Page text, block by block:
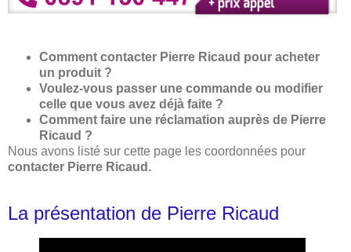
Comment contacter Pierre Ricaud pour acheter
un produit ?
Voulez-vous passer une commande ou modifier
celle que vous avez déjà faite ?
Comment faire une réclamation auprès de Pierre
Ricaud ?
Nous avons listé sur cette page les coordonnées pour
contacter Pierre Ricaud.
La présentation de Pierre Ricaud